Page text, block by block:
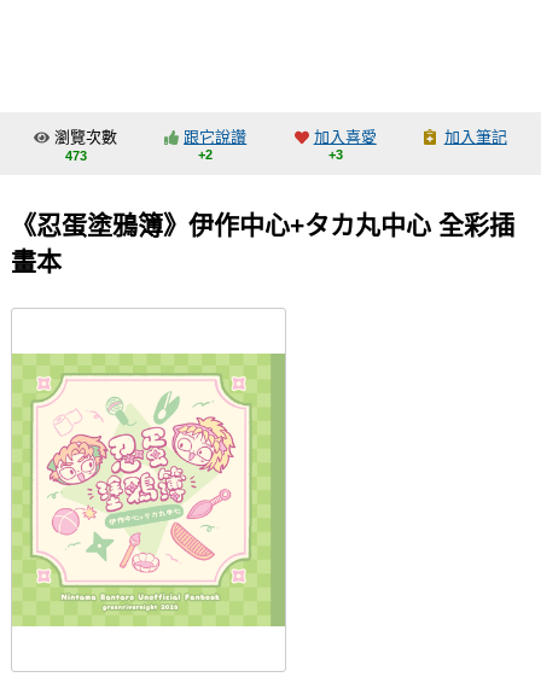
交流中心
會員功能選單
瀏覽次數
473
跟它說讚
+2
加入喜愛
+3
加入筆記
《忍蛋塗鴉簿》伊作中心+タカ丸中心 全彩插
畫本